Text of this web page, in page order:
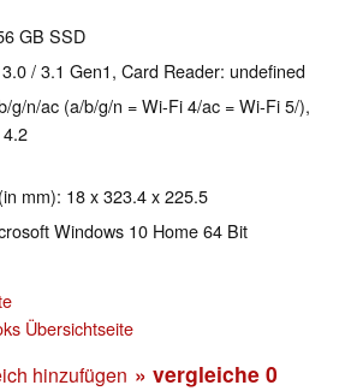
GB SSD
/ 3.1 Gen1, Card Reader: undefined
g/n/ac (a/b/g/n = Wi-Fi 4/ac = Wi-Fi 5/),
mm): 18 x 323.4 x 225.5
Windows 10 Home 64 Bit
Übersichtseite
hinzufügen » vergleiche 0